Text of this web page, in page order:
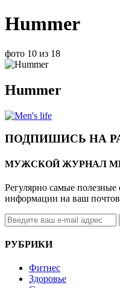
Hummer
фото 10 из 18
Hummer
ПОДПИШИСЬ НА
МУЖСКОЙ ЖУРНАЛ
Регулярно самые
информации на ваш
РУБРИКИ
Фитнес
Здоровье